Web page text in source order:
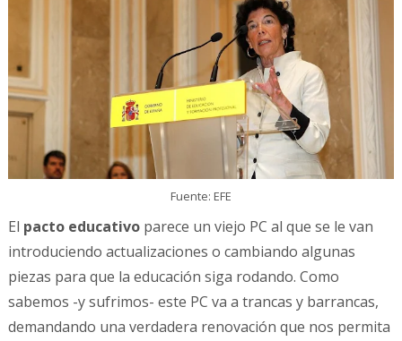
Fuente: EFE
El pacto educativo parece un viejo PC al que se le van
introduciendo actualizaciones o cambiando algunas
piezas para que la educación siga rodando. Como
sabemos -y sufrimos- este PC va a trancas y barrancas,
demandando una verdadera renovación que nos permita